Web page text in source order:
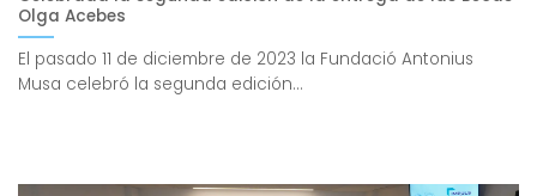
Olga Acebes
El pasado 11 de diciembre de 2023 la Fundació Antonius
Musa celebró la segunda edición...